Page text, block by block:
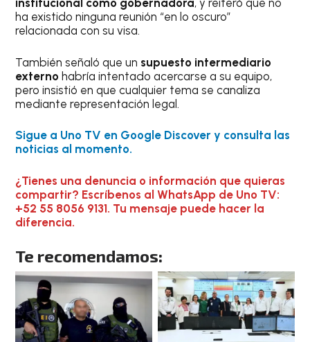
institucional como gobernadora, y reiteró que no
ha existido ninguna reunión “en lo oscuro”
relacionada con su visa.
También señaló que un supuesto intermediario
externo habría intentado acercarse a su equipo,
pero insistió en que cualquier tema se canaliza
mediante representación legal.
Sigue a Uno TV en Google Discover y consulta las
noticias al momento.
¿Tienes una denuncia o información que quieras
compartir? Escríbenos al WhatsApp de Uno TV:
+52 55 8056 9131. Tu mensaje puede hacer la
diferencia.
Te recomendamos: